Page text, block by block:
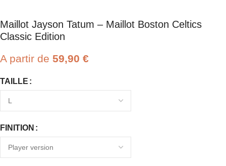
Maillot Jayson Tatum – Maillot Boston Celtics
Classic Edition
A partir de 59,90 €
TAILLE
FINITION